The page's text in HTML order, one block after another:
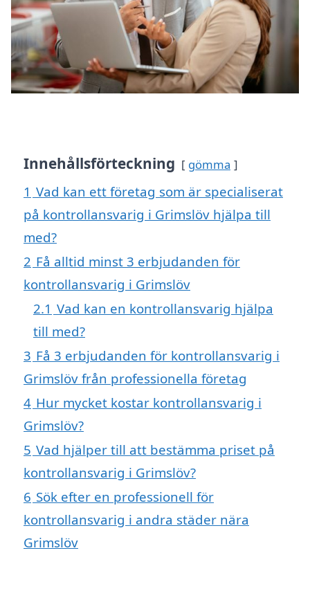
Innehållsförteckning gömma
1 Vad kan ett företag som är specialiserat
på kontrollansvarig i Grimslöv hjälpa till
med?
2 Få alltid minst 3 erbjudanden för
kontrollansvarig i Grimslöv
2.1 Vad kan en kontrollansvarig hjälpa
till med?
3 Få 3 erbjudanden för kontrollansvarig i
Grimslöv från professionella företag
4 Hur mycket kostar kontrollansvarig i
Grimslöv?
5 Vad hjälper till att bestämma priset på
kontrollansvarig i Grimslöv?
6 Sök efter en professionell för
kontrollansvarig i andra städer nära
Grimslöv